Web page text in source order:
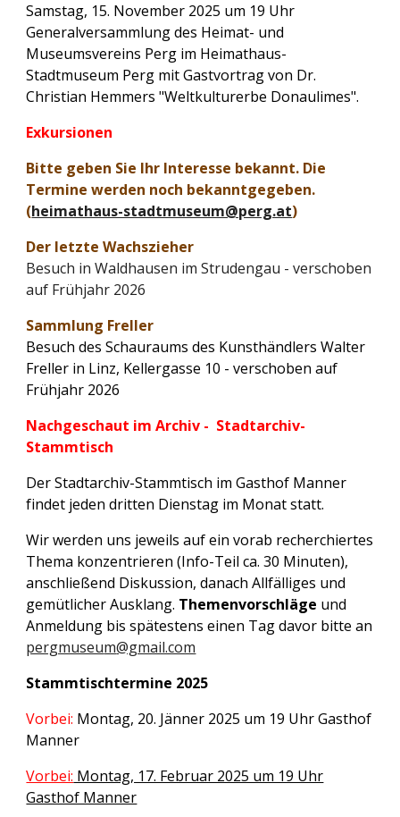
Samstag, 15. November 2025 um 19 Uhr
Generalversammlung des Heimat- und
Museumsvereins Perg im Heimathaus-
Stadtmuseum Perg mit Gastvortrag von Dr.
Christian Hemmers "Weltkulturerbe Donaulimes".
Exkursionen
Bitte geben Sie Ihr Interesse bekannt. Die
Termine werden noch bekanntgegeben.
(heimathaus-stadtmuseum@perg.at)
Der letzte Wachszieher
Besuch in Waldhausen im Strudengau - verschoben
auf Frühjahr 2026
Sammlung Freller
Besuch des Schauraums des Kunsthändlers Walter
Freller in Linz, Kellergasse 10 - verschoben auf
Frühjahr 2026
Nachgeschaut im Archiv - Stadtarchiv-
Stammtisch
Der Stadtarchiv-Stammtisch im Gasthof Manner
findet jeden dritten Dienstag im Monat statt.
Wir werden uns jeweils auf ein vorab recherchiertes
Thema konzentrieren (Info-Teil ca. 30 Minuten),
anschließend Diskussion, danach Allfälliges und
gemütlicher Ausklang. Themenvorschläge und
Anmeldung bis spätestens einen Tag davor bitte an
pergmuseum@gmail.com
Stammtischtermine 2025
Vorbei: Montag, 20. Jänner 2025 um 19 Uhr Gasthof
Manner
Vorbei: Montag, 17. Februar 2025 um 19 Uhr
Gasthof Manner